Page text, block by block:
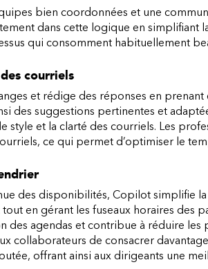
bien coordonnées et une
dans cette logique en simplifiant
qui consomment habituellement
courriels
et rédige des réponses en
des suggestions pertinentes et
style et la clarté des courriels. Les
ce qui permet d’optimiser le
des disponibilités, Copilot simplifie
en gérant les fuseaux horaires des
des agendas et contribue à réduire les
collaborateurs de consacrer
offrant ainsi aux dirigeants une